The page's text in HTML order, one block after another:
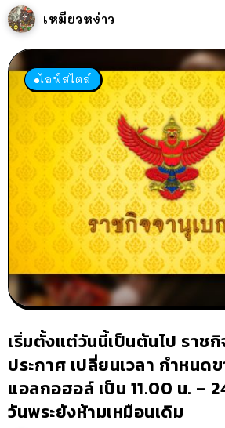
เหมียวหง่าว
ไลฟ์สไตล์
เริ่มตั้งแต่วันนี้เป็นต้นไป ราช
ประกาศ เปลี่ยนเวลา กำหนด
แอลกอฮอล์ เป็น 11.00 น. –
วันพระยังห้ามเหมือนเดิม